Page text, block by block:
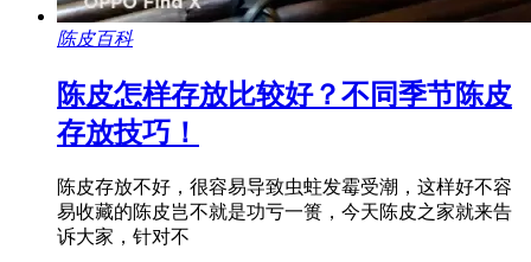
陈皮百科
陈皮怎样存放比较好？不同季节陈皮
存放技巧！
陈皮存放不好，很容易导致虫蛀发霉受潮，这样好不容
易收藏的陈皮岂不就是功亏一篑，今天陈皮之家就来告
诉大家，针对不